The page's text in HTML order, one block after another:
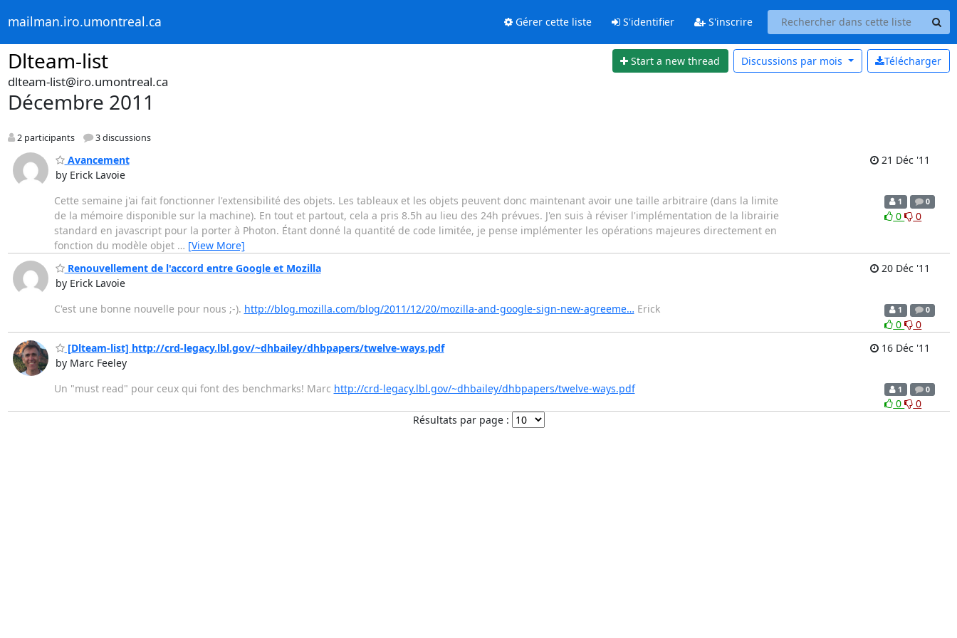
mailman.iro.umontreal.ca Gérer cette liste S'identifier S'inscrire
Dlteam-list Start a new thread Télécharger
Discussions par mois
dlteam-list@iro.umontreal.ca
Décembre 2011
2 participants 3 discussions
Avancement
by Erick Lavoie
21 Déc '11
Cette semaine j'ai fait fonctionner l'extensibilité des objets. Les tableaux et les objets peuvent donc maintenant avoir une taille arbitraire (dans la limite
de la mémoire disponible sur la machine). En tout et partout, cela a pris 8.5h au lieu des 24h prévues. J'en suis à réviser l'implémentation de la librairie
standard en javascript pour la porter à Photon. Étant donné la quantité de code limitée, je pense implémenter les opérations majeures directement en
fonction du modèle objet … [View More]
1 0
0 0
Renouvellement de l'accord entre Google et Mozilla
by Erick Lavoie
20 Déc '11
C'est une bonne nouvelle pour nous ;-). http://blog.mozilla.com/blog/2011/12/20/mozilla-and-google-sign-new-agreeme… Erick 1 0
0
0
[Dlteam-list] http://crd-legacy.lbl.gov/~dhbailey/dhbpapers/twelve-ways.pdf
by Marc Feeley
16 Déc '11
Un "must read" pour ceux qui font des benchmarks! Marc http://crd-legacy.lbl.gov/~dhbailey/dhbpapers/twelve-ways.pdf 1 0
0
0
Résultats par page :